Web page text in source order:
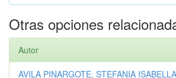
Otras opciones
Autor
AVILA PINARGOTE, STEFANIA ISABELLA